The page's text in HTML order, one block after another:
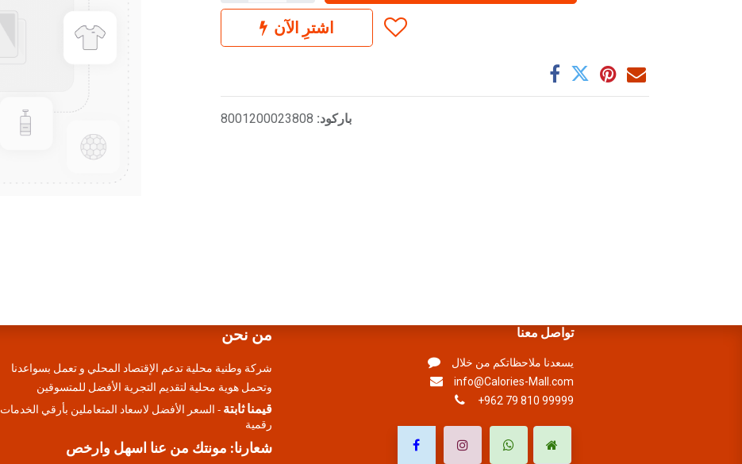
اشترِ الآن
باركود: 8001200023808
من نحن
شركة وطنية محلية تدعم الإقتصاد المحلي و تعمل بسواعدنا
وتحمل هوية محلية لتقديم التجرية الأفضل للمتسوقين
قيمنا ثابتة - السعر الأفضل لاسعاد المتعاملين بأرقي الخدمات
رقمية
شعارنا: مونتك من عنا اسهل وارخص
تواصل معنا
يسعدنا ملاحظاتكم من خلال
info@Calories-Mall.com
+962 79 810 99999